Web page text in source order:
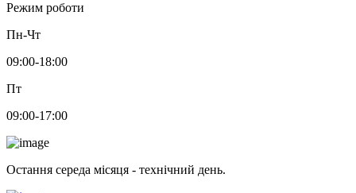
Режим роботи
Пн-Чт
09:00-18:00
Пт
09:00-17:00
Остання середа місяця - технічний день.